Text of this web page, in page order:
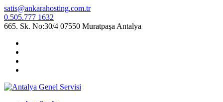
satis@ankarahosting.com.tr
0.505.777 1632
665. Sk. No:30/4 07550 Muratpaşa Antalya